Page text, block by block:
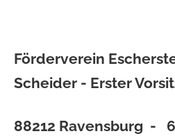
Förderverein
Scheider - Erster
88212 Ravensburg -